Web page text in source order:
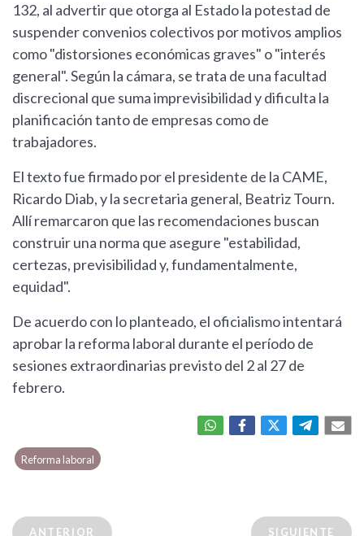
132, al advertir que otorga al Estado la potestad de
suspender convenios colectivos por motivos amplios
como "distorsiones económicas graves" o "interés
general". Según la cámara, se trata de una facultad
discrecional que suma imprevisibilidad y dificulta la
planificación tanto de empresas como de
trabajadores.
El texto fue firmado por el presidente de la CAME,
Ricardo Diab, y la secretaria general, Beatriz Tourn.
Allí remarcaron que las recomendaciones buscan
construir una norma que asegure "estabilidad,
certezas, previsibilidad y, fundamentalmente,
equidad".
De acuerdo con lo planteado, el oficialismo intentará
aprobar la reforma laboral durante el período de
sesiones extraordinarias previsto del 2 al 27 de
febrero.
Reforma laboral
ANTERIOR SIGUIENTE